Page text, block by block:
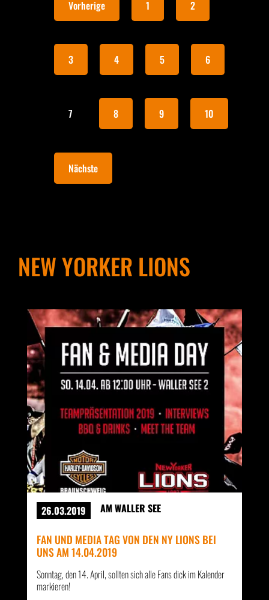
Vorherige 1 2
3 4 5 6
7 8 9 10
Nächste
NEW YORKER LIONS
26.03.2019 AM WALLER SEE
FAN UND MEDIA TAG VON DEN NY LIONS BEI
UNS AM 14.04.2019
Sonntag, den 14. April, sollten sich alle Fans dick im Kalender
markieren!